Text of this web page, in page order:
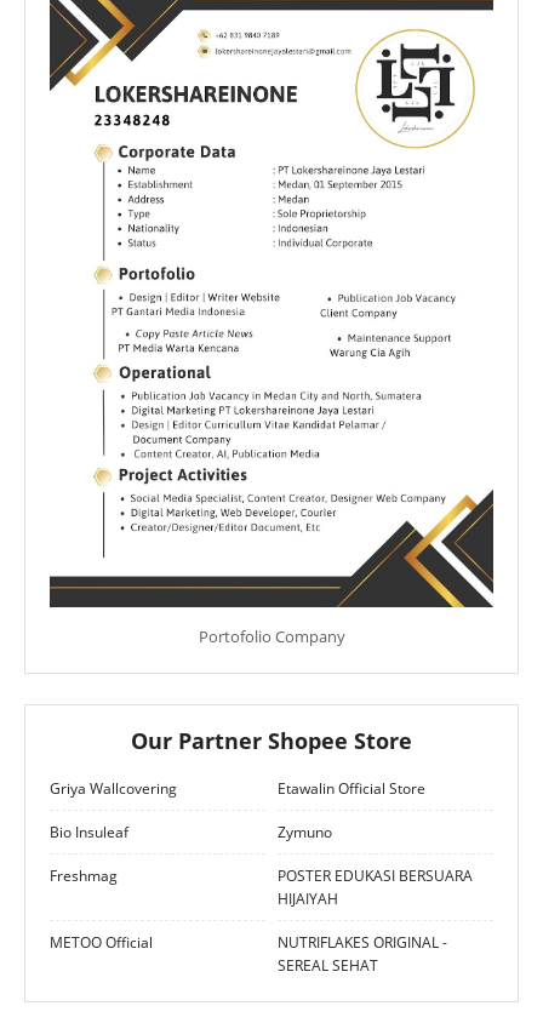
Portofolio Company
Our Partner Shopee Store
Griya Wallcovering Etawalin Official Store
Bio Insuleaf Zymuno
Freshmag
POSTER EDUKASI BERSUARA
HIJAIYAH
METOO Official
NUTRIFLAKES ORIGINAL -
SEREAL SEHAT